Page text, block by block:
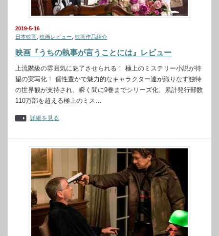
2019-5-16
日本映画 映画レビュー 映画作品紹介
映画『うちの執事が言うことには』レビュー
上流階級の雰囲気に魅了させられる！ 極上のミステリー小説が待
望の実写化！ 個性豊かで魅力的なキャラクター達が織りなす独特
の世界観が支持され、瞬く間に9巻までシリーズ化、累計発行部数
110万部を超える極上のミス…
詳細を見る